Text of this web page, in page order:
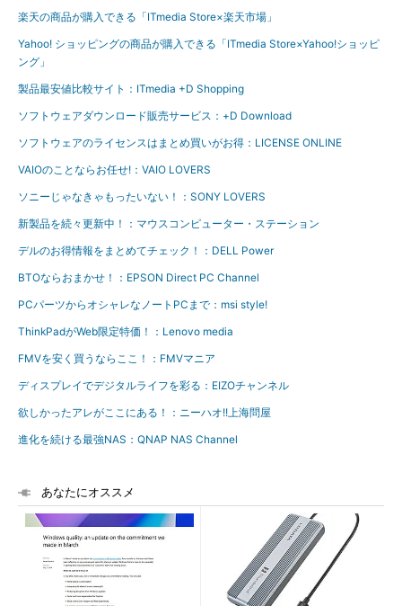
楽天の商品が購入できる「ITmedia Store×楽天市場」
Yahoo! ショッピングの商品が購入できる「ITmedia Store×Yahoo!ショッピ
ング」
製品最安値比較サイト：ITmedia +D Shopping
ソフトウェアダウンロード販売サービス：+D Download
ソフトウェアのライセンスはまとめ買いがお得：LICENSE ONLINE
VAIOのことならお任せ!：VAIO LOVERS
ソニーじゃなきゃもったいない！：SONY LOVERS
新製品を続々更新中！：マウスコンピューター・ステーション
デルのお得情報をまとめてチェック！：DELL Power
BTOならおまかせ！：EPSON Direct PC Channel
PCパーツからオシャレなノートPCまで：msi style!
ThinkPadがWeb限定特価！：Lenovo media
FMVを安く買うならここ！：FMVマニア
ディスプレイでデジタルライフを彩る：EIZOチャンネル
欲しかったアレがここにある！：ニーハオ!!上海問屋
進化を続ける最強NAS：QNAP NAS Channel
あなたにオススメ